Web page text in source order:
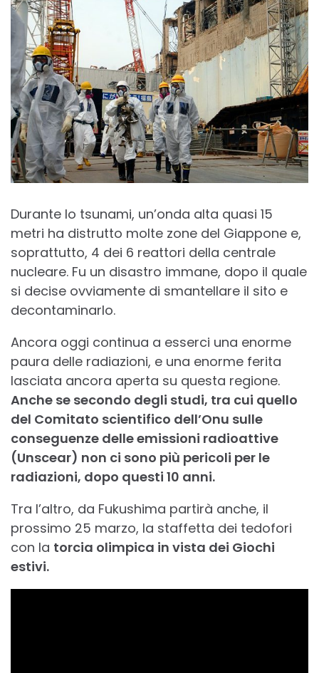
Durante lo tsunami, un’onda alta quasi 15
metri ha distrutto molte zone del Giappone e,
soprattutto, 4 dei 6 reattori della centrale
nucleare. Fu un disastro immane, dopo il quale
si decise ovviamente di smantellare il sito e
decontaminarlo.
Ancora oggi continua a esserci una enorme
paura delle radiazioni, e una enorme ferita
lasciata ancora aperta su questa regione.
Anche se secondo degli studi, tra cui quello
del Comitato scientifico dell’Onu sulle
conseguenze delle emissioni radioattive
(Unscear) non ci sono più pericoli per le
radiazioni, dopo questi 10 anni.
Tra l’altro, da Fukushima partirà anche, il
prossimo 25 marzo, la staffetta dei tedofori
con la torcia olimpica in vista dei Giochi
estivi.